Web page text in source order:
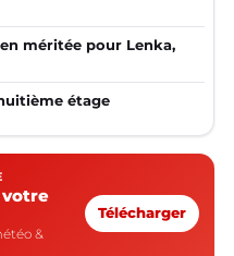
méritée pour Lenka,
étage
votre
&
Télécharger